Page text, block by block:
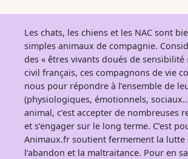
Les chats, les chiens et les NAC sont
simples animaux de compagnie.
des « êtres vivants doués de sensibilité
civil français, ces compagnons de vie
nous pour répondre à l’ensemble de
(physiologiques, émotionnels,
animal, c’est accepter de nombreuses
et s’engager sur le long terme. C’est
Animaux.fr soutient fermement la lutte
l’abandon et la maltraitance. Pour en